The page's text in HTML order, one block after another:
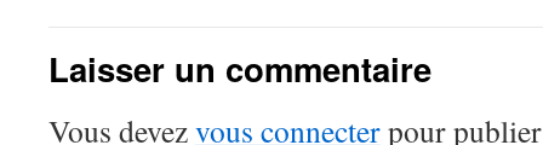
Laisser un commentaire
Vous devezvous connecterpour